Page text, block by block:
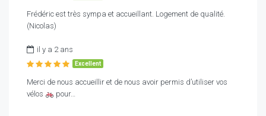
Frédéric est très sympa et accueillant. Logement de qualité.
(Nicolas)
il y a 2 ans
Excellent
Merci de nous accueillir et de nous avoir permis d’utiliser vos
vélos
pour…